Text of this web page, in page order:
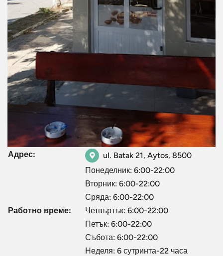
Адрес: ul. Batak 21, Aytos, 8500
Работно време:
Понеделник: 6:00-22:00
Вторник: 6:00-22:00
Сряда: 6:00-22:00
Четвъртък: 6:00-22:00
Петък: 6:00-22:00
Събота: 6:00-22:00
Неделя: 6 сутринта-22 часа